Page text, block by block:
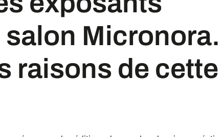
Micronora.
raisons de cette